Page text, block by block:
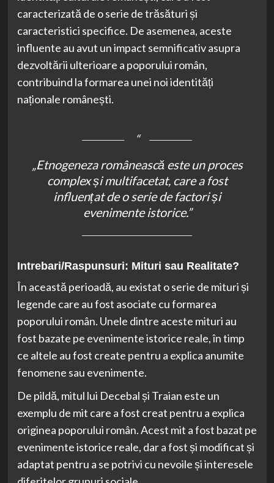
caracterizată de o serie de trăsături și
caracteristici specifice. De asemenea, aceste
influente au avut un impact semnificativ asupra
dezvoltării ulterioare a poporului român,
contribuind la formarea unei noi identități
naționale românești.
„Etnogeneza românească este un proces
complex și multifacetat, care a fost
influențat de o serie de factori și
evenimente istorice.”
Intrebari/Raspunsuri: Mituri sau Realitate?
În această perioadă, au existat o serie de mituri și
legende care au fost asociate cu formarea
poporului român. Unele dintre aceste mituri au
fost bazate pe evenimente istorice reale, în timp
ce altele au fost create pentru a explica anumite
fenomene sau evenimente.
De pildă, mitul lui Decebal și Traian este un
exemplu de mit care a fost creat pentru a explica
originea poporului român. Acest mit a fost bazat pe
evenimente istorice reale, dar a fost și modificat și
adaptat pentru a se potrivi cu nevoile și interesele